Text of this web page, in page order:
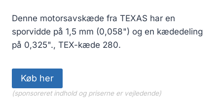
Denne motorsavskæde fra TEXAS har en
sporvidde på 1,5 mm (0,058") og en kædedeling
på 0,325"., TEX-kæde 280.
Køb her
(sponsoreret indhold og priserne er vejledende)